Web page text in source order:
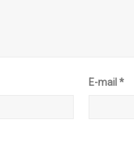
E-mail*